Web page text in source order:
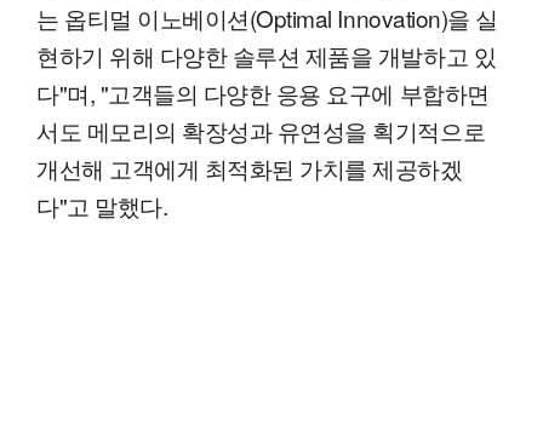
는 옵티멀 이노베이션(Optimal Innovation)을 실
현하기 위해 다양한 솔루션 제품을 개발하고 있
다"며, "고객들의 다양한 응용 요구에 부합하면
서도 메모리의 확장성과 유연성을 획기적으로
개선해 고객에게 최적화된 가치를 제공하겠
다"고 말했다.